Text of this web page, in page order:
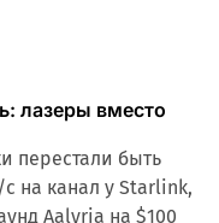
лазеры вместо
перестали быть
на канал у Starlink,
Aalyria на $100